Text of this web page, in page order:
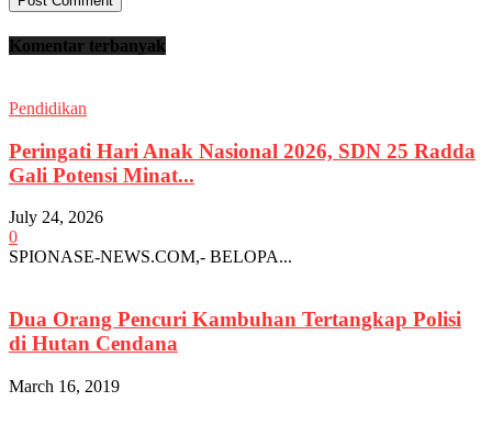
Komentar terbanyak
Pendidikan
Peringati Hari Anak Nasional 2026, SDN 25 Radda
Gali Potensi Minat...
July 24, 2026
0
SPIONASE-NEWS.COM,- BELOPA...
Dua Orang Pencuri Kambuhan Tertangkap Polisi
di Hutan Cendana
March 16, 2019